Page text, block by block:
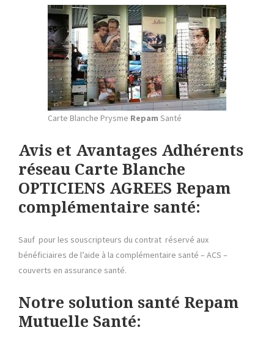
Carte Blanche Prysme Repam Santé
Avis et Avantages Adhérents
réseau Carte Blanche
OPTICIENS AGREES Repam
complémentaire santé:
Sauf pour les souscripteurs du contrat réservé aux
bénéficiaires de l’aide à la complémentaire santé – ACS –
couverts en assurance santé.
Notre solution santé Repam
Mutuelle Santé: